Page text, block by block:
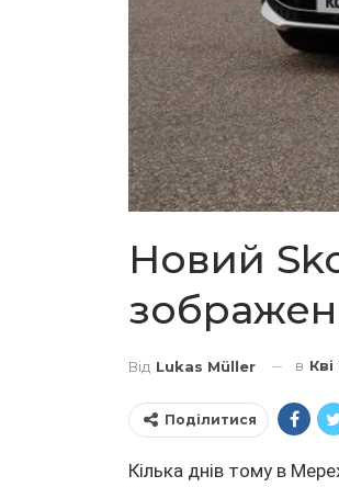
Новий
Від Lukas Müller в
Поділитися
Кілька днів тому в